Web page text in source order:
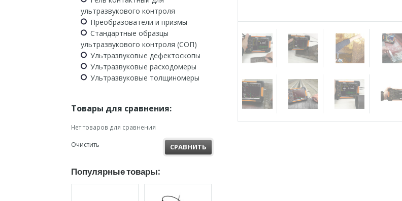
ультразвукового контроля
Преобразователи и призмы
Стандартные образцы
ультразвукового контроля (СОП)
Ультразвуковые дефектоскопы
Ультразвуковые расходомеры
Ультразвуковые толщиномеры
Товары для сравнения:
Нет товаров для сравнения
Очистить
СРАВНИТЬ
Популярные товары: